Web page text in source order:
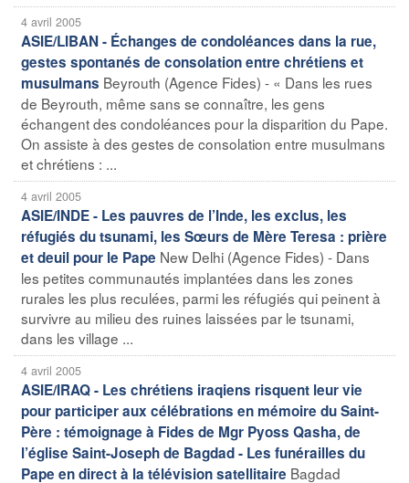
4 avril 2005
ASIE/LIBAN - Échanges de condoléances dans la rue,
gestes spontanés de consolation entre chrétiens et
musulmans Beyrouth (Agence Fides) - « Dans les rues
de Beyrouth, même sans se connaître, les gens
échangent des condoléances pour la disparition du Pape.
On assiste à des gestes de consolation entre musulmans
et chrétiens : ...
4 avril 2005
ASIE/INDE - Les pauvres de l’Inde, les exclus, les
réfugiés du tsunami, les Sœurs de Mère Teresa : prière
et deuil pour le Pape New Delhi (Agence Fides) - Dans
les petites communautés implantées dans les zones
rurales les plus reculées, parmi les réfugiés qui peinent à
survivre au milieu des ruines laissées par le tsunami,
dans les village ...
4 avril 2005
ASIE/IRAQ - Les chrétiens iraqiens risquent leur vie
pour participer aux célébrations en mémoire du Saint-
Père : témoignage à Fides de Mgr Pyoss Qasha, de
l’église Saint-Joseph de Bagdad - Les funérailles du
Pape en direct à la télévision satellitaire Bagdad